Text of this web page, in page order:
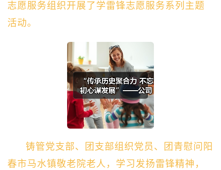
志愿服务组织开展了学雷锋志愿服务系列主题
活动。
‍铸管党支部、团支部组织党员、团青慰问阳
春市马水镇敬老院老人，学习发扬雷锋精神，